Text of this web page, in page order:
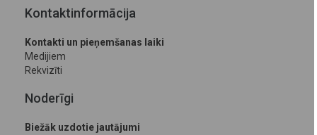
Kontaktinformācija
Kontakti un pieņemšanas laiki
Medijiem
Rekvizīti
Noderīgi
Biežāk uzdotie jautājumi